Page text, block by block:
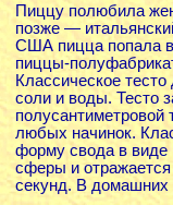
Пиццу полюбила
позже —
США пицца попала в
пиццы-
Классическое
соли и воды. Тесто
любых начинок.
форму свода в виде
сферы и отражается
секунд. В домашних